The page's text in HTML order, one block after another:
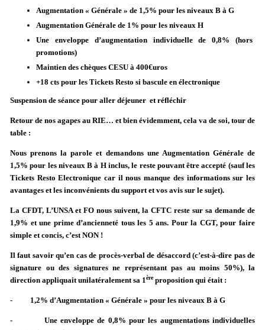
Augmentation « Générale » de 1,5% pour les niveaux B à G
Augmentation Générale de 1% pour les niveaux H
Une enveloppe d’augmentation individuelle de 0,8% (hors
promotions)
Maintien des chèques CESU à 400€uros
+18 cts pour les Tickets Resto si bascule en électronique
Suspension de séance pour aller déjeuner et réfléchir
Retour de nos agapes au RIE… et bien évidemment, cela va de soi, tour de
table :
Nous prenons la parole et demandons une Augmentation Générale de
1,5% pour les niveaux B à H inclus, le reste pouvant être accepté (sauf les
Tickets Resto Electronique car il nous manque des informations sur les
avantages et les inconvénients du support et vos avis sur le sujet).
La CFDT, L’UNSA et FO nous suivent, la CFTC reste sur sa demande de
1,9% et une prime d’ancienneté tous les 5 ans. Pour la CGT, pour faire
simple et concis, c’est NON !
Il faut savoir qu’en cas de procès-verbal de désaccord (c’est-à-dire pas de
signature ou des signatures ne représentant pas au moins 50%), la
direction appliquait unilatéralement sa 1èreproposition qui était :
- 1,2% d’Augmentation « Générale » pour les niveaux B à G
- Une enveloppe de 0,8% pour les augmentations individuelles